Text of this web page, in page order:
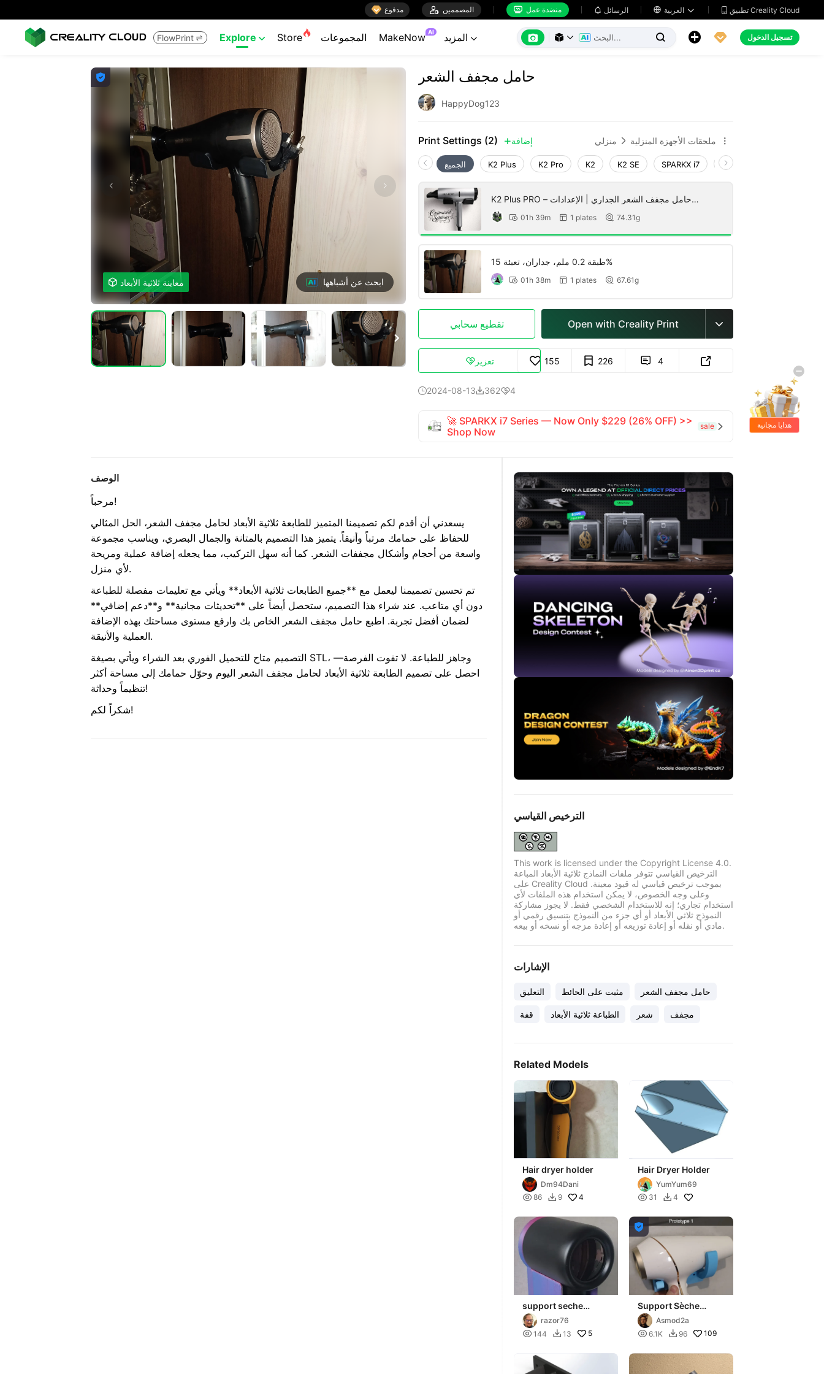
 مدفوع  المصممين  منضدة عمل  الرسائل    تطبيق Creality Cloud
FlowPrint  Explore  Store المجموعات MakeNow AI
       تسجيل الدخول

 معاينة ثلاثية الأبعاد ابحث عن أشباهها

حامل مجفف الشعر
HappyDog123
Print Settings (2)  إضافة منزلي  ملحقات الأجهزة المنزلية 
الجميع K2 Plus K2 Pro K2 K2 SE SPARKX i7 Creality Hi
K2 Plus PRO – حامل مجفف الشعر الجداري | الإعدادات
المحسّنة
 01h 39m  1 plates  74.31g
طبقة 0.2 ملم، جداران، تعبئة 15%
 01h 38m  1 plates  67.61g
تقطيع سحابي Open with Creality Print 
تعزيز 155 226  4 
2024-08-133624
🚀 SPARKX i7 Series — Now Only $229 (26% OFF) >>
Shop Now
sale 
الوصف
مرحباً!
يسعدني أن أقدم لكم تصميمنا المتميز للطابعة ثلاثية الأبعاد لحامل مجفف الشعر، الحل المثالي
للحفاظ على حمامك مرتباً وأنيقاً. يتميز هذا التصميم بالمتانة والجمال البصري، ويناسب مجموعة
واسعة من أحجام وأشكال مجففات الشعر. كما أنه سهل التركيب، مما يجعله إضافة عملية ومريحة
لأي منزل.
تم تحسين تصميمنا ليعمل مع **جميع الطابعات ثلاثية الأبعاد** ويأتي مع تعليمات مفصلة للطباعة
دون أي متاعب. عند شراء هذا التصميم، ستحصل أيضاً على **تحديثات مجانية** و**دعم إضافي**
لضمان أفضل تجربة. اطبع حامل مجفف الشعر الخاص بك وارفع مستوى مساحتك بهذه الإضافة
العملية والأنيقة.
التصميم متاح للتحميل الفوري بعد الشراء ويأتي بصيغة STL، وجاهز للطباعة. لا تفوت الفرصة—
احصل على تصميم الطابعة ثلاثية الأبعاد لحامل مجفف الشعر اليوم وحوّل حمامك إلى مساحة أكثر
تنظيماً وحداثة!
شكراً لكم!
الترخيص القياسي
This work is licensed under the Copyright License 4.0.
الترخيص القياسي تتوفر ملفات النماذج ثلاثية الأبعاد المباعة
على Creality Cloud بموجب ترخيص قياسي له قيود معينة.
وعلى وجه الخصوص، لا يمكن استخدام هذه الملفات لأي
استخدام تجاري؛ إنه للاستخدام الشخصي فقط. لا يجوز مشاركة
النموذج ثلاثي الأبعاد أو أي جزء من النموذج بتنسيق رقمي أو
مادي أو نقله أو إعادة توزيعه أو إعادة مزجه أو نسخه أو بيعه.
الإشارات
التعليق مثبت على الحائط حامل مجفف الشعر
قفة الطباعة ثلاثية الأبعاد شعر مجفف
Related Models
Hair dryer holder
Dm94Dani
 86  9 4
Hair Dryer Holder
YumYum69
 31  4
support seche
cheveux elsay
razor76
 144  13 5

Support Sèche
cheveux mural V1
Asmod2a
 6.1K  96 109
هدايا مجانية